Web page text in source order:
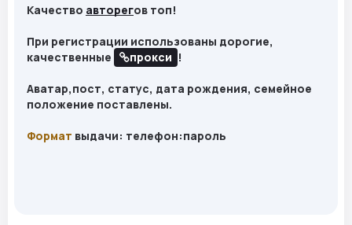
Качество авторегов топ!
При регистрации использованы дорогие,
качественные
прокси !
Аватар,пост, статус, дата рождения, семейное
положение поставлены.
Формат выдачи: телефон:пароль